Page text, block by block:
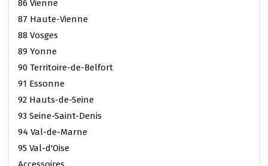
86 Vienne
87 Haute-Vienne
88 Vosges
89 Yonne
90 Territoire-de-Belfort
91 Essonne
92 Hauts-de-Seine
93 Seine-Saint-Denis
94 Val-de-Marne
95 Val-d'Oise